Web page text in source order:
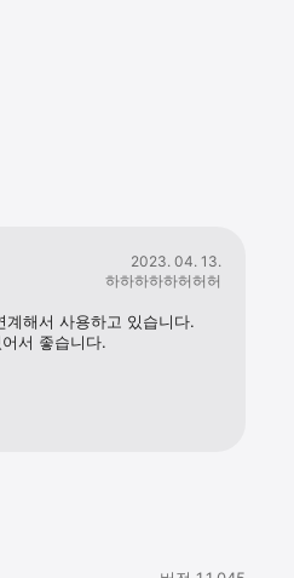
2023. 04. 13.
하하하하하허허허
해서 사용하고 있습니다.
서 좋습니다.